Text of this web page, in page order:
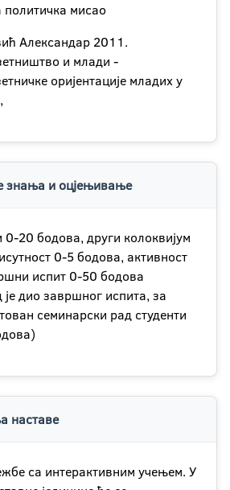
политичка мисао
Александар 2011.
и млади -
оријентације младих у
знања и оцјењивање
0-20 бодова, други колоквијум
0-5 бодова, активност
испит 0-50 бодова
дио завршног испита, за
семинарски рад студенти
наставе
са интерактивним учењем. У